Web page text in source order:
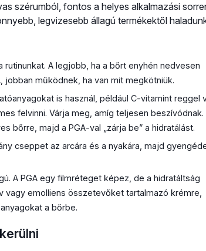
szérumból, fontos a helyes alkalmazási
legvizesebb állagú termékektől
A legjobb, ha a bőrt enyhén nedvesen
jobban működnek, ha van mit megkötniük.
is használ, például C-vitamint reggel
felvinni. Várja meg, amíg teljesen beszívódnak.
bőrre, majd a PGA-val „zárja be” a hidratálást.
cseppet az arcára és a nyakára, majd
A PGA egy filmréteget képez, de a hidratáltság
emolliens összetevőket tartalmazó krémre,
a bőrbe.